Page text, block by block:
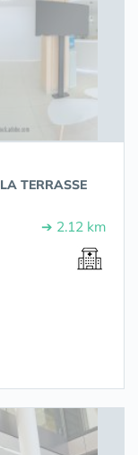
TERRASSE
➔ 2.12 km